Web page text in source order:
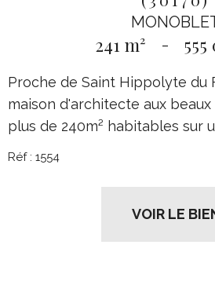
241 m² -
Proche de Saint Hippolyte du
maison d'architecte aux
plus de 240m² habitables sur
Réf : 1554
VOIR LE